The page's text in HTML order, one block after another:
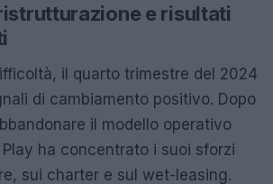
e risultati
il quarto trimestre del 2024
di cambiamento positivo. Dopo
il modello operativo
ha concentrato i suoi sforzi
sui charter e sul wet-leasing.